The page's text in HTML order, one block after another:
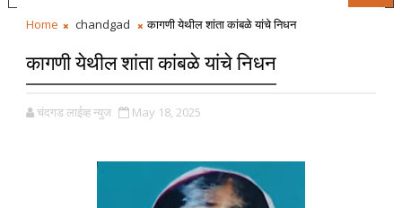
Home chandgad कागणी येथील शांता कांबळे यांचे निधन
कागणी येथील शांता कांबळे यांचे निधन
चंदगड लाईव्ह न्युज May 18, 2025